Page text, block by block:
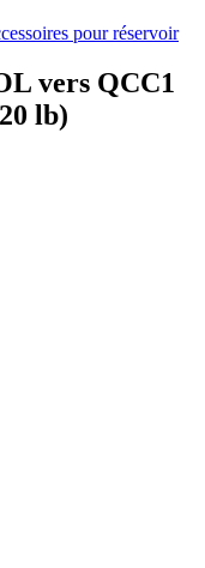
pour réservoir
vers QCC1
lb)